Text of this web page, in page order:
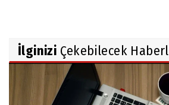
İlginizi Çekebilecek